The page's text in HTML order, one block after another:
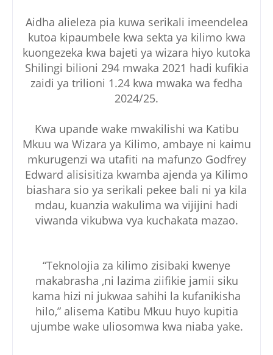
Aidha alieleza pia kuwa serikali imeendelea
kutoa kipaumbele kwa sekta ya kilimo kwa
kuongezeka kwa bajeti ya wizara hiyo kutoka
Shilingi bilioni 294 mwaka 2021 hadi kufikia
zaidi ya trilioni 1.24 kwa mwaka wa fedha
2024/25.
Kwa upande wake mwakilishi wa Katibu
Mkuu wa Wizara ya Kilimo, ambaye ni kaimu
mkurugenzi wa utafiti na mafunzo Godfrey
Edward alisisitiza kwamba ajenda ya Kilimo
biashara sio ya serikali pekee bali ni ya kila
mdau, kuanzia wakulima wa vijijini hadi
viwanda vikubwa vya kuchakata mazao.
“Teknolojia za kilimo zisibaki kwenye
makabrasha ,ni lazima ziifikie jamii siku
kama hizi ni jukwaa sahihi la kufanikisha
hilo,” alisema Katibu Mkuu huyo kupitia
ujumbe wake uliosomwa kwa niaba yake.